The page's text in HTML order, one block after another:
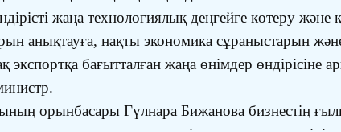
жаңа технологиялық деңгейге көтеру және
анықтауға, нақты экономика сұраныстарын
экспортқа бағытталған жаңа өнімдер
орынбасары Гүлнара Бижанова бизнестің